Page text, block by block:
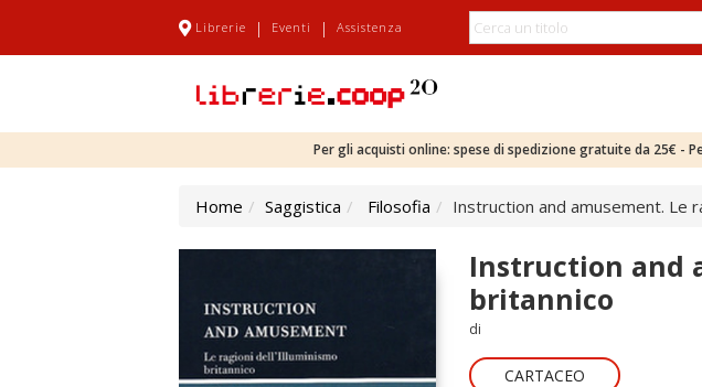
Librerie | Eventi | Assistenza
Per gli acquisti online: spese di spedizione gratuite da 25€ -
Home Saggistica Filosofia Instruction and amusement. Le
Instruction and
britannico
di
CARTACEO